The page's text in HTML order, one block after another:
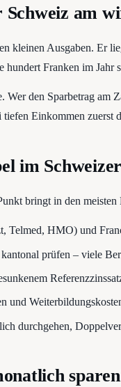
am
kleinen Ausgaben. Er
hundert Franken im Jahr
den Sparbetrag am
Einkommen zuerst
im
bringt in den
Telmed, HMO) und
prüfen – viele
und
durchgehen,